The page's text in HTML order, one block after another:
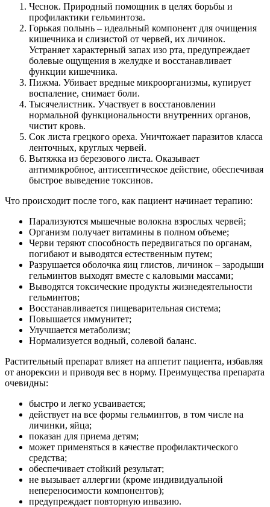
Чеснок. Природный помощник в целях борьбы и
профилактики гельминтоза.
Горькая полынь – идеальный компонент для очищения
кишечника и слизистой от червей, их личинок.
Устраняет характерный запах изо рта, предупреждает
болевые ощущения в желудке и восстанавливает
функции кишечника.
Пижма. Убивает вредные микроорганизмы, купирует
воспаление, снимает боли.
Тысячелистник. Участвует в восстановлении
нормальной функциональности внутренних органов,
чистит кровь.
Сок листа грецкого ореха. Уничтожает паразитов класса
ленточных, круглых червей.
Вытяжка из березового листа. Оказывает
антимикробное, антисептическое действие, обеспечивая
быстрое выведение токсинов.
Что происходит после того, как пациент начинает терапию:
Парализуются мышечные волокна взрослых червей;
Организм получает витамины в полном объеме;
Черви теряют способность передвигаться по органам,
погибают и выводятся естественным путем;
Разрушается оболочка яиц глистов, личинок – зародыши
гельминтов выходят вместе с каловыми массами;
Выводятся токсические продукты жизнедеятельности
гельминтов;
Восстанавливается пищеварительная система;
Повышается иммунитет;
Улучшается метаболизм;
Нормализуется водный, солевой баланс.
Растительный препарат влияет на аппетит пациента, избавляя
от анорексии и приводя вес в норму. Преимущества препарата
очевидны:
быстро и легко усваивается;
действует на все формы гельминтов, в том числе на
личинки, яйца;
показан для приема детям;
может применяться в качестве профилактического
средства;
обеспечивает стойкий результат;
не вызывает аллергии (кроме индивидуальной
непереносимости компонентов);
предупреждает повторную инвазию.